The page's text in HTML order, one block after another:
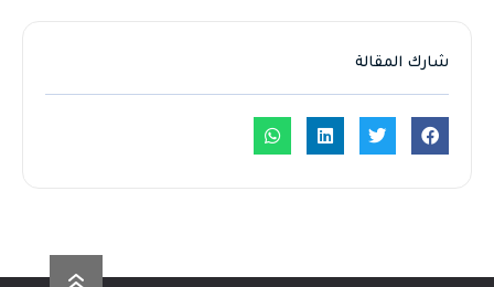
شارك المقالة